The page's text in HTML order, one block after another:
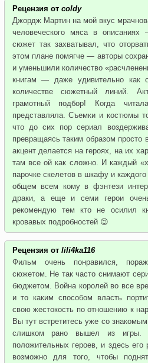
Рецензия от coldy
Джордж Мартин на мой вкус
человеческого мяса в
сюжет так захватывал, что
этом плане помягче — авторы
и уменьшили количество
книгам — даже удивительно как
количестве сюжетный линий.
грамотный подбор! Когда
представляла. Съемки и костюмы
что до сих пор сериал
превращаясь таким образом просто
акцент делается на героях, на их
там все ой как сложно. И каждый
парочке скелетов в шкафу и
общем всем кому в фэнтези
драки, а еще и семи герои
рекомендую тем кто не осилил
кровавых подробностей 😉
Рецензия от lili4ka116
Фильм очень понравился,
сюжетом. Не так часто снимают
бюджетом. Война королей во все
и то каким способом власть
свою жестокость по отношению к
Вы тут встретитесь уже со
слишком рано вышел из игры.
положительных героев, и здесь
возможно для того, чтобы